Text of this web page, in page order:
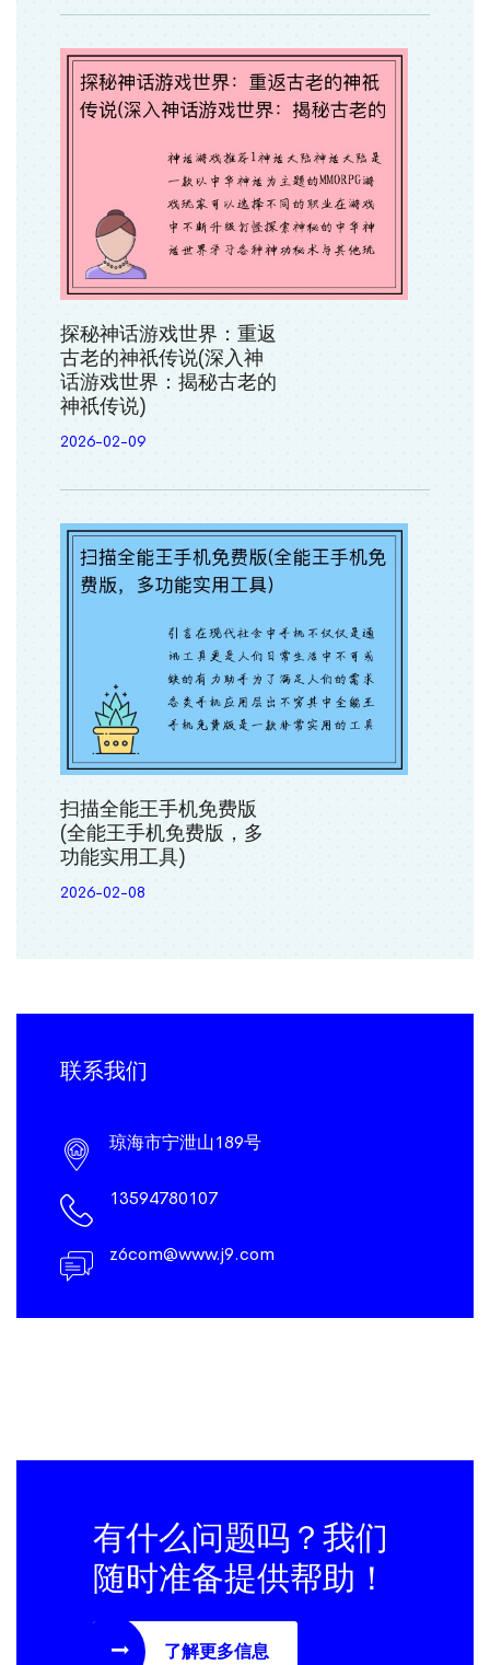
探秘神话游戏世界：重返
古老的神祇传说(深入神
话游戏世界：揭秘古老的
神祇传说)
2026-02-09
扫描全能王手机免费版
(全能王手机免费版，多
功能实用工具)
2026-02-08
联系我们
琼海市宁泄山189号
13594780107
z6com@www.j9.com
有什么问题吗？我们
随时准备提供帮助！
了解更多信息